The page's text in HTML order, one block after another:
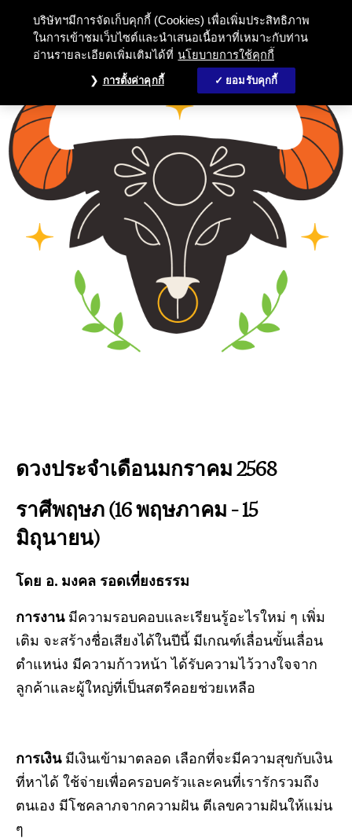
ดวงประจำเดือนมกราคม 2568
ราศีพฤษภ (16 พฤษภาคม – 15
มิถุนายน)
โดย อ. มงคล รอดเที่ยงธรรม
การงาน มีความรอบคอบและเรียนรู้อะไรใหม่ ๆ เพิ่ม
เติม จะสร้างชื่อเสียงได้ในปีนี้ มีเกณฑ์เลื่อนขั้นเลื่อน
ตำแหน่ง มีความก้าวหน้า ได้รับความไว้วางใจจาก
ลูกค้าและผู้ใหญ่ที่เป็นสตรีคอยช่วยเหลือ
การเงินมีเงินเข้ามาตลอด เลือกที่จะมีความสุขกับเงิน
ที่หาได้ ใช้จ่ายเพื่อครอบครัวและคนที่เรารักรวมถึง
ตนเอง มีโชคลาภจากความฝัน ตีเลขความฝันให้แม่น
ๆ
บริษัทฯมีการจัดเก็บคุกกี้ (Cookies) เพื่อเพิ่มประสิทธิภาพ
ในการเข้าชมเว็บไซต์และนำเสนอเนื้อหาที่เหมาะกับท่าน
อ่านรายละเอียดเพิ่มเติมได้ที่ นโยบายการใช้คุกกี้
การตั้งค่าคุกกี้ ยอมรับคุกกี้